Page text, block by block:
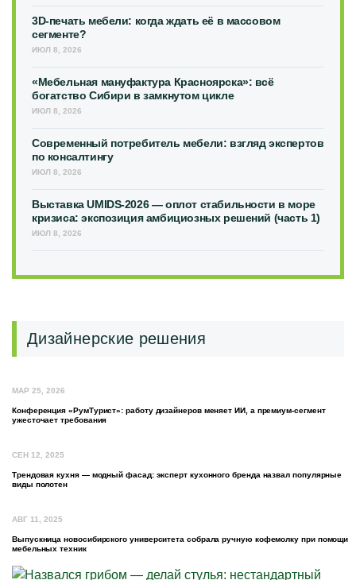
3D-печать мебели: когда ждать её в массовом
сегменте?
ИЮЛ 8, 2026
«Мебельная мануфактура Красноярска»: всё
богатство Сибири в замкнутом цикле
ИЮЛ 8, 2026
Современный потребитель мебели: взгляд экспертов
по консалтингу
ИЮЛ 8, 2026
Выставка UMIDS-2026 — оплот стабильности в море
кризиса: экспозиция амбициозных решений (часть 1)
ИЮЛ 8, 2026
Дизайнерские решения
МАР 25, 2026
Конференция «РумТурист»: работу дизайнеров меняет ИИ, а премиум-сегмент
ужесточает требования
СЕН 12, 2025
Трендовая кухня — модный фасад: эксперт кухонного бренда назвал популярные
виды полотен
АВГ 11, 2025
Выпускница новосибирского университета собрала ручную кофемолку при помощи
мебельных техник